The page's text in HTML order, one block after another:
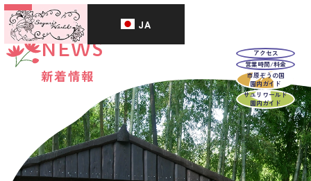
JA
アクセス
営業時間/料金
市原ぞうの国
園内ガイド
サユリワールド
園内ガイド
NEWS
新着情報